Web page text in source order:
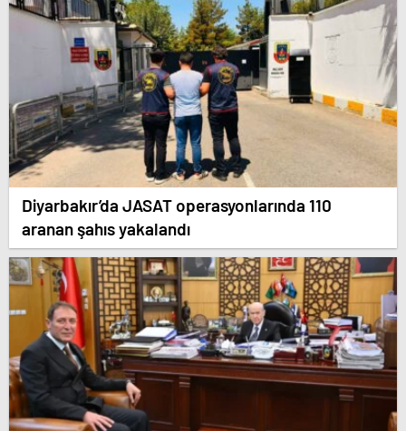
Diyarbakır’da JASAT operasyonlarında 110
aranan şahıs yakalandı